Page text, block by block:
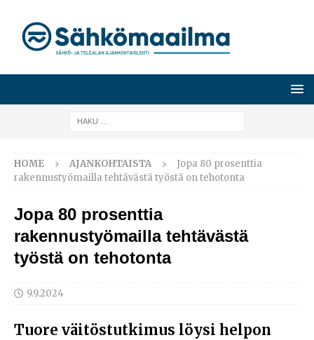
HOME AJANKOHTAISTA
Jopa 80 prosenttia
rakennustyömailla tehtävästä työstä on tehotonta
Jopa 80 prosenttia
rakennustyömailla tehtävästä
työstä on tehotonta
9.9.2024
Tuore väitöstutkimus löysi helpon